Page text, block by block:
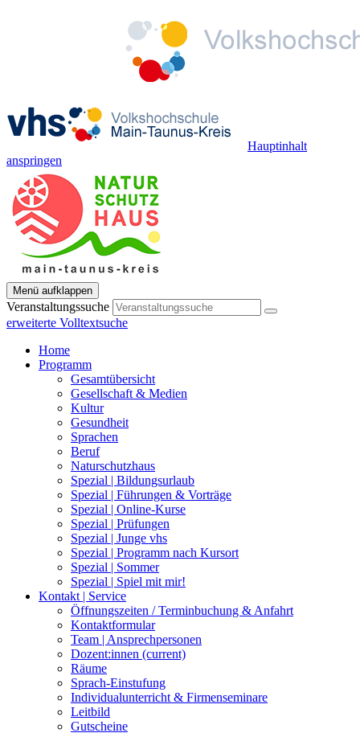
Hauptinhalt
anspringen
Menü aufklappen
Veranstaltungssuche
erweiterte Volltextsuche
Home
Programm
Gesamtübersicht
Gesellschaft & Medien
Kultur
Gesundheit
Sprachen
Beruf
Naturschutzhaus
Spezial | Bildungsurlaub
Spezial | Führungen & Vorträge
Spezial | Online-Kurse
Spezial | Prüfungen
Spezial | Junge vhs
Spezial | Programm nach Kursort
Spezial | Sommer
Spezial | Spiel mit mir!
Kontakt | Service
Öffnungszeiten / Terminbuchung & Anfahrt
Kontaktformular
Team | Ansprechpersonen
Dozent:innen (current)
Räume
Sprach-Einstufung
Individualunterricht & Firmenseminare
Leitbild
Gutscheine